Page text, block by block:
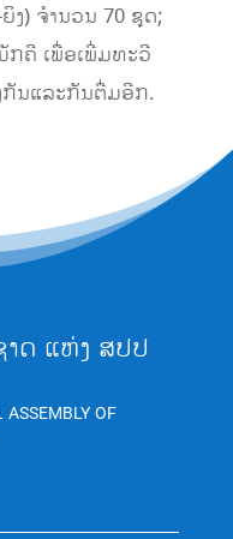
ງ) ຈຳນວນ 70 ຊຸດ;
ກຄີ ເພື່ອເພີ່ມທະວີ
ນແລະກັນຕື່ມອີກ.
າດ ແຫ່ງ ສປປ
OF